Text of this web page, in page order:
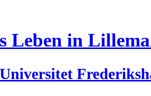
Leben in
Universitet